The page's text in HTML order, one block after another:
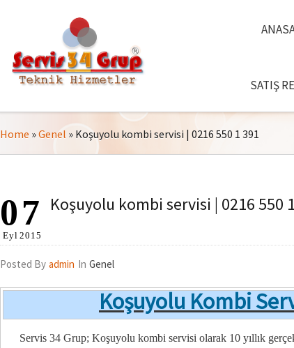
SATIŞ
Home »Genel » Koşuyolu kombi servisi | 0216 550 1 391
Koşuyolu kombi servisi | 0216 550
07
Eyl 2015
Posted By admin In Genel
Koşuyolu Kombi
Servis 34 Grup; Koşuyolu kombi servisi olarak 10 yıllık